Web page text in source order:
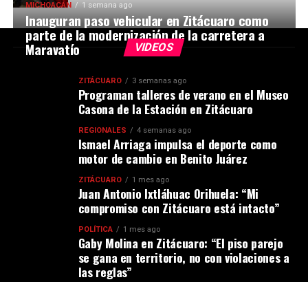
VIDEOS
MICHOACÁN 1 semana ago
Inauguran paso vehicular en Zitácuaro como
parte de la modernización de la carretera a
Maravatío
ZITÁCUARO 3 semanas ago
Programan talleres de verano en el Museo
Casona de la Estación en Zitácuaro
REGIONALES 4 semanas ago
Ismael Arriaga impulsa el deporte como
motor de cambio en Benito Juárez
ZITÁCUARO 1 mes ago
Juan Antonio Ixtláhuac Orihuela: “Mi
compromiso con Zitácuaro está intacto”
POLÍTICA 1 mes ago
Gaby Molina en Zitácuaro: “El piso parejo
se gana en territorio, no con violaciones a
las reglas”